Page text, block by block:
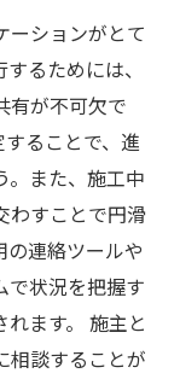
ーションがとて
るためには、
有が不可欠で
ることで、進
。また、施工中
わすことで円滑
連絡ツールや
で状況を把握す
ます。 施主と
相談することが